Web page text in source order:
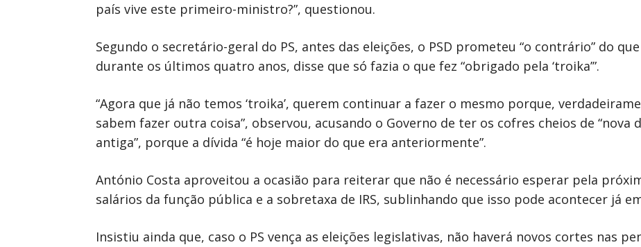
país vive este primeiro-ministro?”, questionou.
Segundo o secretário-geral do PS, antes das eleições, o PSD prometeu “o contrário” do
durante os últimos quatro anos, disse que só fazia o que fez “obrigado pela ‘troika’”.
“Agora que já não temos ‘troika’, querem continuar a fazer o mesmo porque,
sabem fazer outra coisa”, observou, acusando o Governo de ter os cofres cheios de “nova
antiga”, porque a dívida “é hoje maior do que era anteriormente”.
António Costa aproveitou a ocasião para reiterar que não é necessário esperar pela
salários da função pública e a sobretaxa de IRS, sublinhando que isso pode acontecer já
Insistiu ainda que, caso o PS vença as eleições legislativas, não haverá novos cortes nas